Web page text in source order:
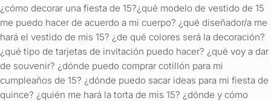
¿cómo decorar una fiesta de 15?¿qué modelo de vestido de 15
me puedo hacer de acuerdo a mi cuerpo? ¿qué diseñador/a me
hará el vestido de mis 15? ¿de qué colores será la decoración?
¿qué tipo de tarjetas de invitación puedo hacer? ¿qué voy a dar
de souvenir? ¿dónde puedo comprar cotillón para mi
cumpleaños de 15? ¿dónde puedo sacar ideas para mi fiesta de
quince? ¿quién me hará la torta de mis 15? ¿dónde y cómo